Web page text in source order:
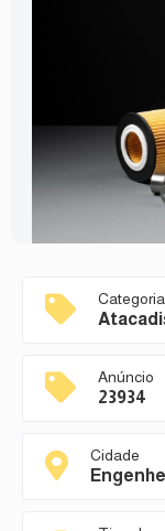
Categoria
Anúncio
23934
Cidade